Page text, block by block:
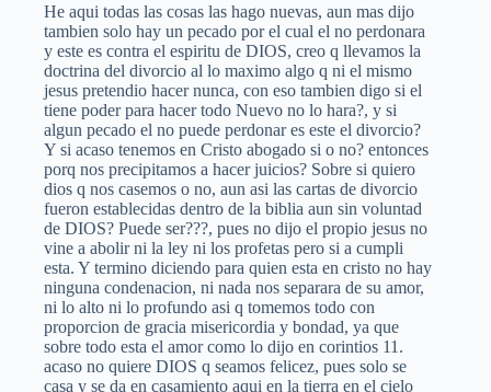
He aqui todas las cosas las hago nuevas, aun mas dijo
tambien solo hay un pecado por el cual el no perdonara
y este es contra el espiritu de DIOS, creo q llevamos la
doctrina del divorcio al lo maximo algo q ni el mismo
jesus pretendio hacer nunca, con eso tambien digo si el
tiene poder para hacer todo Nuevo no lo hara?, y si
algun pecado el no puede perdonar es este el divorcio?
Y si acaso tenemos en Cristo abogado si o no? entonces
porq nos precipitamos a hacer juicios? Sobre si quiero
dios q nos casemos o no, aun asi las cartas de divorcio
fueron establecidas dentro de la biblia aun sin voluntad
de DIOS? Puede ser???, pues no dijo el propio jesus no
vine a abolir ni la ley ni los profetas pero si a cumpli
esta. Y termino diciendo para quien esta en cristo no hay
ninguna condenacion, ni nada nos separara de su amor,
ni lo alto ni lo profundo asi q tomemos todo con
proporcion de gracia misericordia y bondad, ya que
sobre todo esta el amor como lo dijo en corintios 11.
acaso no quiere DIOS q seamos felicez, pues solo se
casa y se da en casamiento aqui en la tierra en el cielo